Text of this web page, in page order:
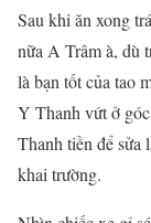
Sau khi ăn xong
nữa A Trâm à, dù
là bạn tốt của tao
Y Thanh vứt ở
Thanh tiền để sửa
khai trường.